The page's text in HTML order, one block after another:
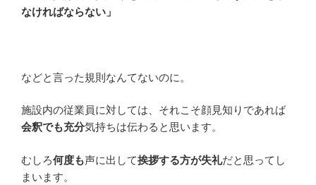
なければならない」
などと言った規則なんてないのに。
施設内の従業員に対しては、それこそ顔見知りであれば
会釈でも充分気持ちは伝わると思います。
むしろ何度も声に出して挨拶する方が失礼だと思ってし
まいます。